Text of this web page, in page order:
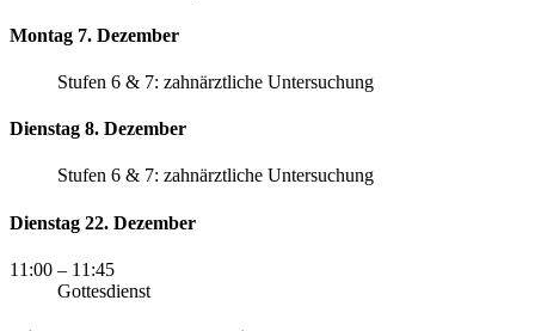
Montag 7. Dezember
Stufen 6 & 7: zahnärztliche Untersuchung
Dienstag 8. Dezember
Stufen 6 & 7: zahnärztliche Untersuchung
Dienstag 22. Dezember
11:00 – 11:45
Gottesdienst